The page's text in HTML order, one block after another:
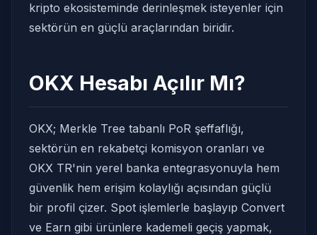
kripto ekosisteminde derinleşmek isteyenler için
sektörün en güçlü araçlarından biridir.
OKX Hesabı Açılır Mı?
OKX; Merkle Tree tabanlı PoR şeffaflığı,
sektörün en rekabetçi komisyon oranları ve
OKX TR'nin yerel banka entegrasyonuyla hem
güvenlik hem erişim kolaylığı açısından güçlü
bir profil çizer. Spot işlemlerle başlayıp Convert
ve Earn gibi ürünlere kademeli geçiş yapmak,